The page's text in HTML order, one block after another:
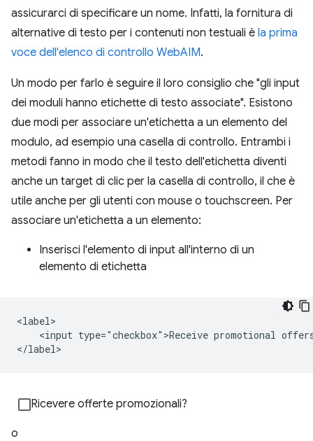
assicurarci di specificare un nome. Infatti, la fornitura di
alternative di testo per i contenuti non testuali è la prima
voce dell'elenco di controllo WebAIM.
Un modo per farlo è seguire il loro consiglio che "gli input
dei moduli hanno etichette di testo associate". Esistono
due modi per associare un'etichetta a un elemento del
modulo, ad esempio una casella di controllo. Entrambi i
metodi fanno in modo che il testo dell'etichetta diventi
anche un target di clic per la casella di controllo, il che è
utile anche per gli utenti con mouse o touchscreen. Per
associare un'etichetta a un elemento:
Inserisci l'elemento di input all'interno di un
elemento di etichetta
<label>
<input type="checkbox">Receive promotional
</label>
Ricevere offerte promozionali?
o